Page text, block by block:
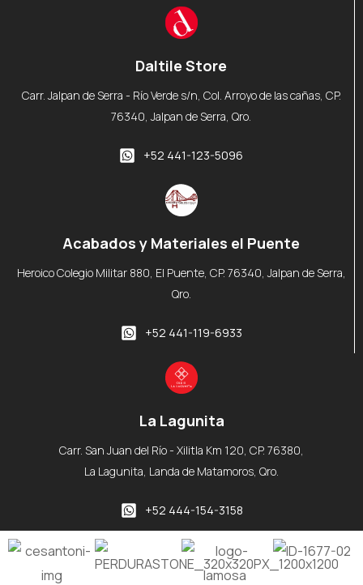
Daltile Store
Carr. Jalpan de Serra - Río Verde s/n, Col. Arroyo de las cañas, CP.
76340, Jalpan de Serra, Qro.
+52 441-123-5096
Acabados y Materiales el Puente
Heroico Colegio Militar 880, El Puente, CP. 76340, Jalpan de Serra,
Qro.
+52 441-119-6933
La Lagunita
Carr. San Juan del Río - Xilitla Km 120, CP. 76380,
La Lagunita, Landa de Matamoros, Qro.
+52 444-154-3158